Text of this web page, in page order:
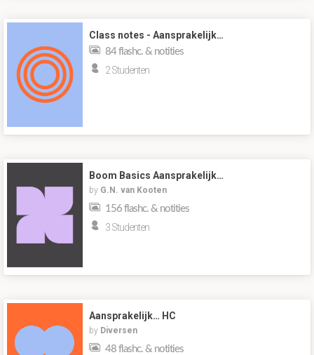
Class notes - Aansprakelijk…
84 flashc. & notities
2 Studenten
Boom Basics Aansprakelijk…
by G.N. van Kooten
156 flashc. & notities
3 Studenten
Aansprakelijk… HC
by Diversen
48 flashc. & notities